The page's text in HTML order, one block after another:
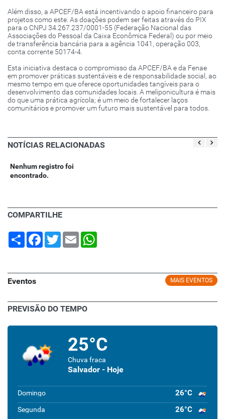
Além disso, a APCEF/BA está incentivando o apoio financeiro para
projetos como este. As doações podem ser feitas através do PIX
para o CNPJ 34.267.237/0001-55 (Federação Nacional das
Associações do Pessoal da Caixa Econômica Federal) ou por meio
de transferência bancária para a agência 1041, operação 003,
conta corrente 50174-4.
Esta iniciativa destaca o compromisso da APCEF/BA e da Fenae
em promover práticas sustentáveis e de responsabilidade social, ao
mesmo tempo em que oferece oportunidades tangíveis para o
desenvolvimento das comunidades locais. A meliponicultura é mais
do que uma prática agrícola; é um meio de fortalecer laços
comunitários e promover um futuro mais sustentável para todos.
NOTÍCIAS RELACIONADAS
Nenhum registro foi
encontrado.
COMPARTILHE
Share Facebook
TwitterEmail
MAIS EVENTOS
Eventos
PREVISÃO DO TEMPO
25°C
Chuva fraca
Salvador - Hoje
Domingo 26°C
Segunda 26°C